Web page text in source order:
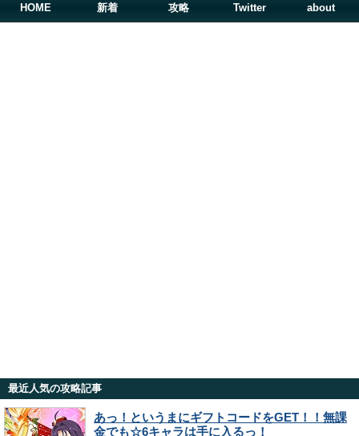
HOME 新着 攻略 Twitter about
最近人気の攻略記事
あっ！というまにギフトコードをGET！！無課
金でも☆6キャラは手に入るっ！